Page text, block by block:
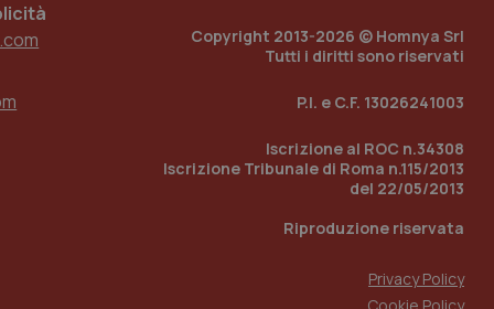
Copyright 2013-2026 © Homnya Srl
Tutti i diritti sono riservati
P.I. e C.F. 13026241003
Iscrizione al ROC n.34308
Iscrizione Tribunale di Roma n.115/2013
del 22/05/2013
Riproduzione riservata
Privacy Policy
per mantenere
incorporati
di